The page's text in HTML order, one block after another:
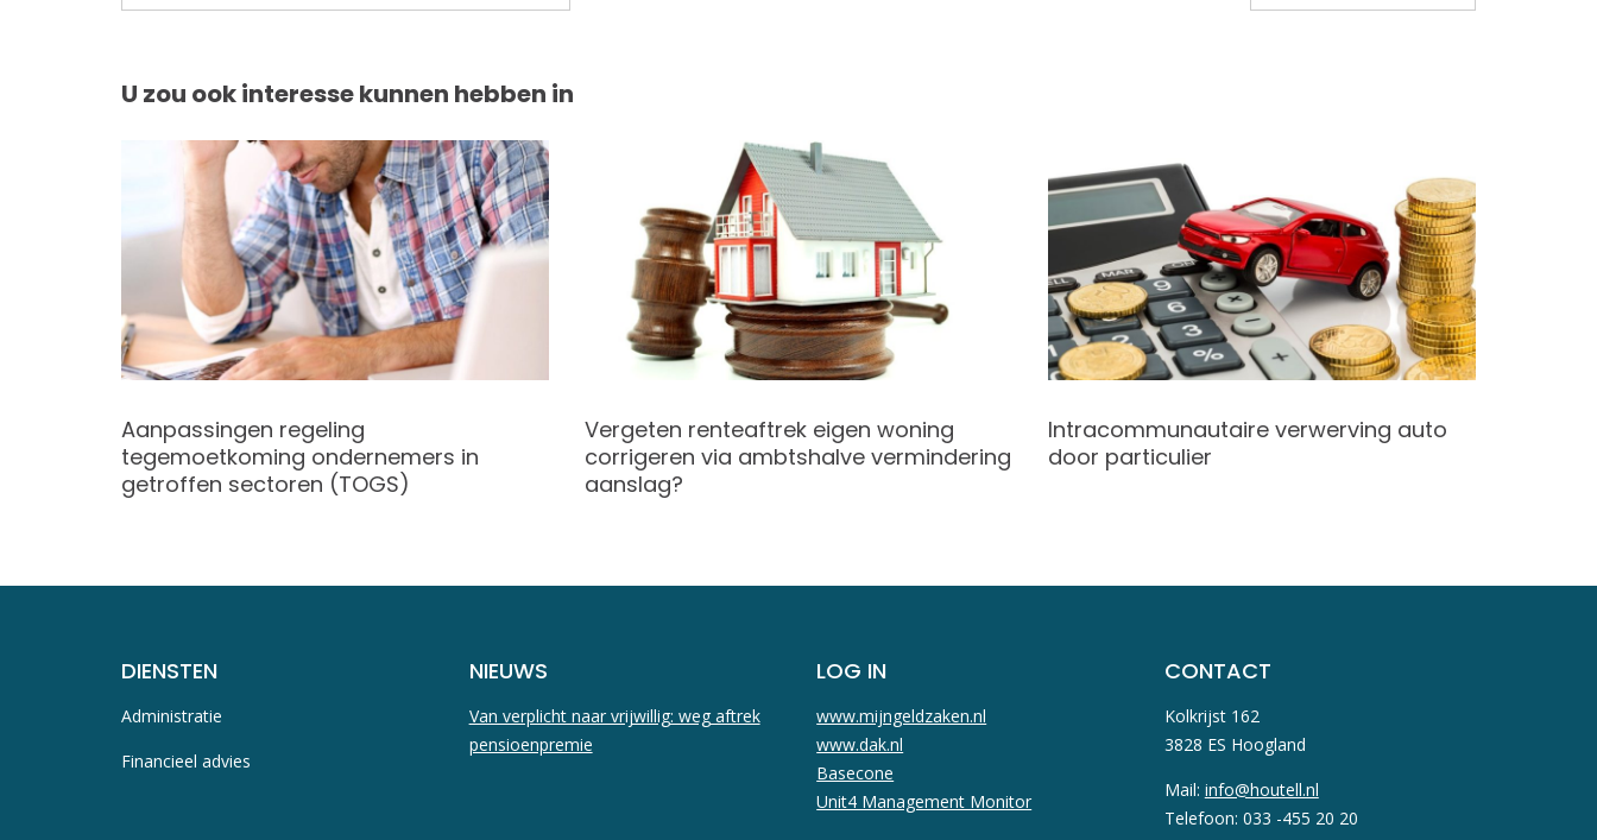
U zou ook interesse kunnen hebben in
Aanpassingen regeling
tegemoetkoming ondernemers in
getroffen sectoren (TOGS)
Vergeten renteaftrek eigen woning
corrigeren via ambtshalve vermindering
aanslag?
Intracommunautaire verwerving auto
door particulier
DIENSTEN
Administratie
Financieel advies
NIEUWS
Van verplicht naar vrijwillig: weg aftrek
pensioenpremie
LOG IN
www.mijngeldzaken.nl
www.dak.nl
Basecone
Unit4 Management Monitor
CONTACT
Kolkrijst 162
3828 ES Hoogland
Mail: info@houtell.nl
Telefoon: 033 -455 20 20